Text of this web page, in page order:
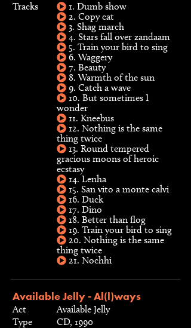
Tracks
1. Dumb show
2. Copy cat
3. Shag march
4. Stars fall over zandaam
5. Train your bird to sing
6. Waggery
7. Beauty
8. Warmth of the sun
9. Catch a wave
10. But sometimes I
wonder
11. Kneebus
12. Nothing is the same
thing twice
13. Round tempered
gracious moons of heroic
ecstasy
14. Lenha
15. San vito a monte calvi
16. Duck
17. Dino
18. Better than flog
19. Train your bird to sing
20. Nothing is the same
thing twice
21. Nochhi
Available Jelly - Al(l)ways
Act
Available Jelly
Type
CD, 1990